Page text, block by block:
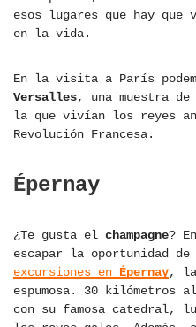
esos lugares que hay
en la vida.
En la visita a París
Versalles, una muestra
la que vivían los reyes
Revolución Francesa.
Épernay
¿Te gusta el champagne?
escapar la oportunidad
excursiones en Épernay, la
espumosa. 30 kilómetros
con su famosa catedral,